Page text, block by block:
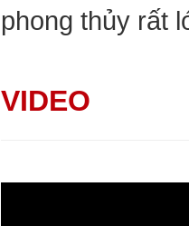
phong thủy rất
VIDEO